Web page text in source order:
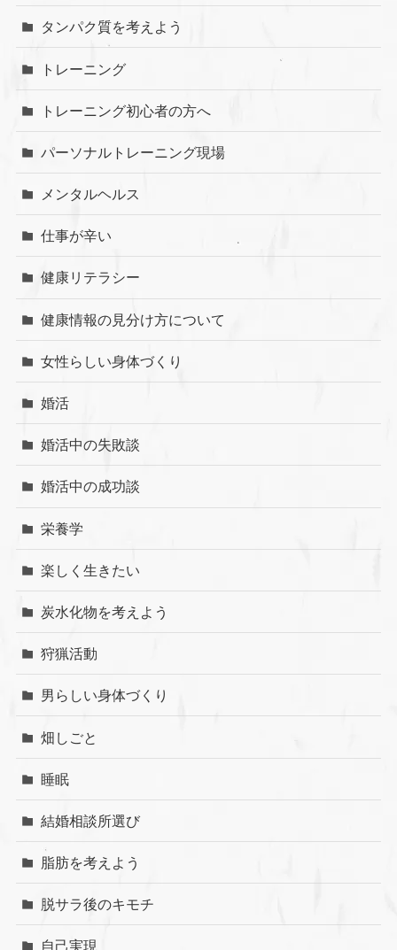
タンパク質を考えよう
トレーニング
トレーニング初心者の方へ
パーソナルトレーニング現場
メンタルヘルス
仕事が辛い
健康リテラシー
健康情報の見分け方について
女性らしい身体づくり
婚活
婚活中の失敗談
婚活中の成功談
栄養学
楽しく生きたい
炭水化物を考えよう
狩猟活動
男らしい身体づくり
畑しごと
睡眠
結婚相談所選び
脂肪を考えよう
脱サラ後のキモチ
自己実現